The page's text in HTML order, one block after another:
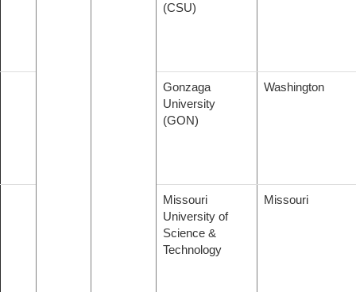
(CSU)
Gonzaga
University
(GON)
Washington
Missouri
University of
Science &
Technology
Missouri